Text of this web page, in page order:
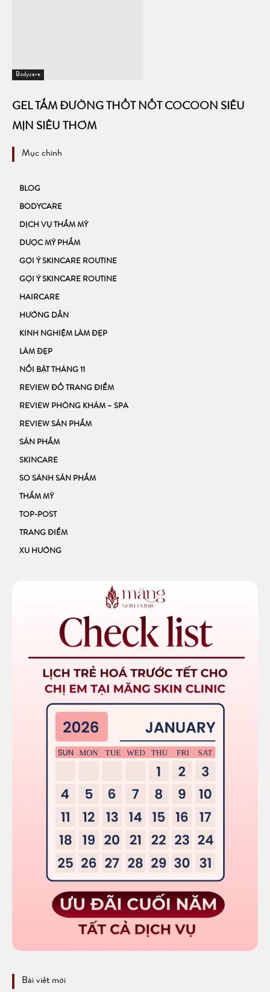
Bodycare
GEL TẮM ĐƯỜNG THỐT NỐT COCOON SIÊU
MỊN SIÊU THƠM
Mục chính
BLOG
BODYCARE
DỊCH VỤ THẨM MỸ
DƯỢC MỸ PHẨM
GỢI Ý SKINCARE ROUTINE
GỢI Ý SKINCARE ROUTINE
HAIRCARE
HƯỚNG DẪN
KINH NGHIỆM LÀM ĐẸP
LÀM ĐẸP
NỔI BẬT THÁNG 11
REVIEW ĐỒ TRANG ĐIỂM
REVIEW PHÒNG KHÁM – SPA
REVIEW SẢN PHẨM
SẢN PHẨM
SKINCARE
SO SÁNH SẢN PHẨM
THẨM MỸ
TOP-POST
TRANG ĐIỂM
XU HƯỚNG
Bài viết mới